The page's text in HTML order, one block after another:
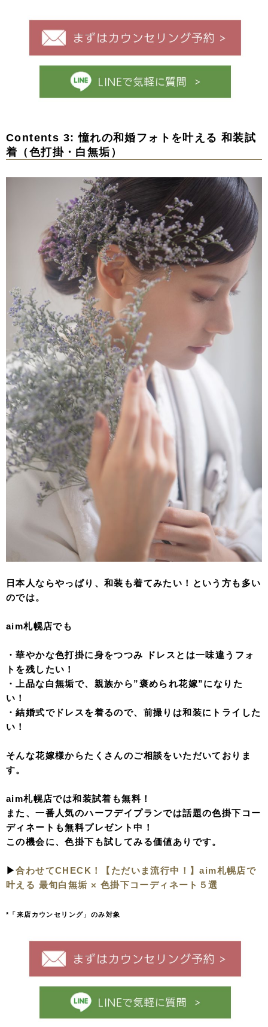
Contents 3: 憧れの和婚フォトを叶える 和装試
着（色打掛・白無垢）
日本人ならやっぱり、和装も着てみたい！という方も多い
のでは。
aim札幌店でも
・華やかな色打掛に身をつつみ ドレスとは一味違うフォ
トを残したい！
・上品な白無垢で、親族から”褒められ花嫁”になりた
い！
・結婚式でドレスを着るので、前撮りは和装にトライした
い！
そんな花嫁様からたくさんのご相談をいただいておりま
す。
aim札幌店では和装試着も無料！
また、一番人気のハーフデイプランでは話題の色掛下コー
ディネートも無料プレゼント中！
この機会に、色掛下も試してみる価値ありです。
▶︎合わせてCHECK！【ただいま流行中！】aim札幌店で
叶える 最旬白無垢 × 色掛下コーディネート５選
*「来店カウンセリング」のみ対象